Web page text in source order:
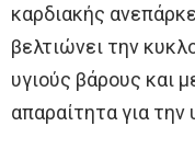
καρδιακής
βελτιώνει την
υγιούς βάρους και
απαραίτητα για την